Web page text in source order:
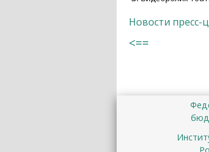
Новости
<==